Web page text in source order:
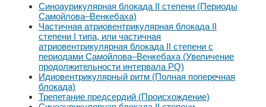
Синоаурикулярная блокада II степени (Периоды
Самойлова–Венкебаха)
Частичная атриовентрикулярная блокада II
степени I типа, или частичная
атриовентрикулярная блокада II степени с
периодами Самойлова–Венкебаха (Увеличение
продолжительности интервала PQ)
Идиовентрикулярный ритм (Полная поперечная
блокада)
Трепетание предсердий (Происхождение)